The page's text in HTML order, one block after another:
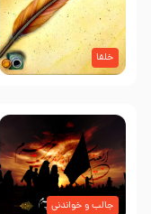
خلفا
جالب و خواندنی